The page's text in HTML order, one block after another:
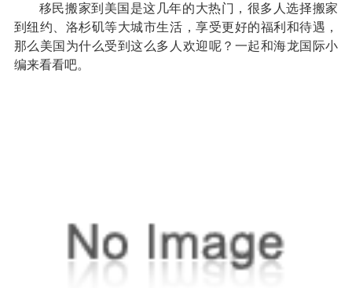
从秦皇岛市托运到美国从重庆市托运到美国从上海市托运到澳大利亚
张家界市托运到美国从厦门市托运到美国从张家界市托运到美国 从上海
市搬家到柬埔寨 从上海市搬家到英国从南京市搬家到加拿大从大连市搬
家到英国从佛山市搬家到美国
移民搬家到美国是这几年的大热门，很多人选择搬家
到纽约、洛杉矶等大城市生活，享受更好的福利和待遇，
那么美国为什么受到这么多人欢迎呢？一起和海龙国际小
编来看看吧。